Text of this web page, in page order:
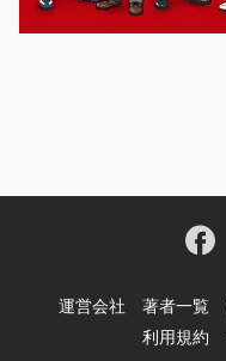
運営会社 著者一覧
利用規約